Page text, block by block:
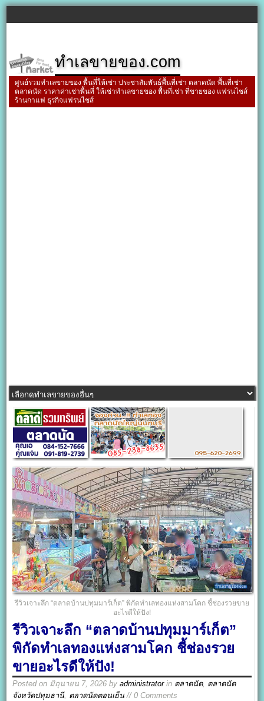
ทำเลขายของ.com
ศูนย์รวมทำเลขายของ พื้นที่ให้เช่า ประชาสัมพันธ์พื้นที่เช่า ตลาดนัด พื้นที่เช่า
ตลาดนัด ราคาค่าเช่าพื้นที่ ให้เช่าทำเลขายของ พื้นที่เช่า ที่ขายของ แฟรนไชส์
ร้านกาแฟ ธุรกิจแฟรนไชส์
รีวิวเจาะลึก “ตลาดบ้านปทุมมาร์เก็ต” พิกัดทำเลทองแห่งสามโคก ชี้ช่องรวยขาย
อะไรดีให้ปัง!
รีวิวเจาะลึก “ตลาดบ้านปทุมมาร์เก็ต”
พิกัดทำเลทองแห่งสามโคก ชี้ช่องรวย
ขายอะไรดีให้ปัง!
Posted on มิถุนายน 7, 2026 byadministratorin ตลาดนัด, ตลาดนัด
จังหวัดปทุมธานี, ตลาดนัดตอนเย็น // 0 Comments